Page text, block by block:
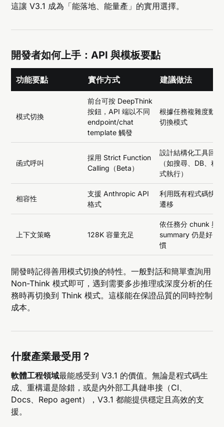
這讓 V3.1 成為「能落地、能量產」的實用選擇。
開發者如何上手：API 與模板要點
功能要點 實作方式 建議做法
模式切換
前台可按 DeepThink
按鈕，API 端以不同
endpoint/chat
template 觸發
根據任務複雜度動態
切換模式
函式呼叫
採用 Strict Function
Calling（Beta）
設計結構化工具回調
（如搜尋、DB、程
式執行）
相容性
支援 Anthropic API
格式
利用既有程式碼快速
遷移
上下文策略 128K 容量充足
依任務分 chunk 與
summary 仍是好習
慣
開發時記得善用模式切換的特性。一般對話和簡單查詢用
Non-Think 模式即可，遇到需要多步推理或深度分析的任
務時再切換到 Think 模式。這樣能在保證品質的同時控制
成本。
什麼產業最受用？
軟體工程領域最能感受到 V3.1 的價值。無論是程式碼生
成、重構還是除錯，或是內外部工具鏈串接（CI、
Docs、Repo agent），V3.1 都能提供穩定且高效的支
援。